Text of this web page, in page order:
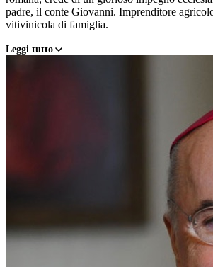
padre, il conte Giovanni. Imprenditore
vitivinicola di famiglia.
Leggi tutto